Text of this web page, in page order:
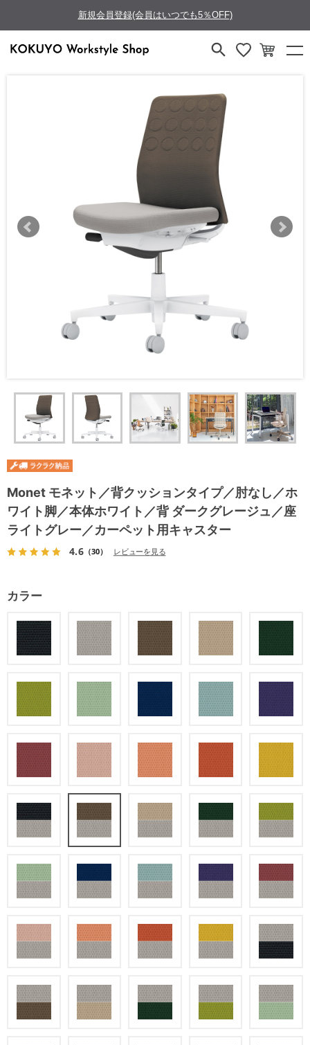
新規会員登録(会員はいつでも5％OFF)
Monet モネット／背クッションタイプ／肘なし／ホ
ワイト脚／本体ホワイト／背 ダークグレージュ／座
ライトグレー／カーペット用キャスター
4.6（30） レビューを見る
カラー